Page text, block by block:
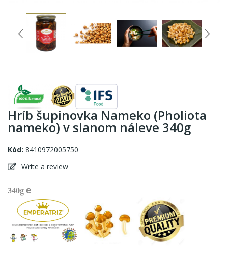
Hríb šupinovka Nameko (Pholiota
nameko) v slanom náleve 340g
Kód: 8410972005750
Write a review
340ge